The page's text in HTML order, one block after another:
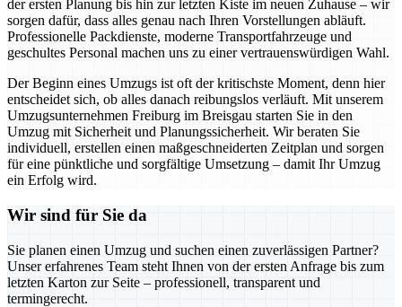
der ersten Planung bis hin zur letzten Kiste im neuen Zuhause – wir
sorgen dafür, dass alles genau nach Ihren Vorstellungen abläuft.
Professionelle Packdienste, moderne Transportfahrzeuge und
geschultes Personal machen uns zu einer vertrauenswürdigen Wahl.
Der Beginn eines Umzugs ist oft der kritischste Moment, denn hier
entscheidet sich, ob alles danach reibungslos verläuft. Mit unserem
Umzugsunternehmen Freiburg im Breisgau starten Sie in den
Umzug mit Sicherheit und Planungssicherheit. Wir beraten Sie
individuell, erstellen einen maßgeschneiderten Zeitplan und sorgen
für eine pünktliche und sorgfältige Umsetzung – damit Ihr Umzug
ein Erfolg wird.
Wir sind für Sie da
Sie planen einen Umzug und suchen einen zuverlässigen Partner?
Unser erfahrenes Team steht Ihnen von der ersten Anfrage bis zum
letzten Karton zur Seite – professionell, transparent und
termingerecht.